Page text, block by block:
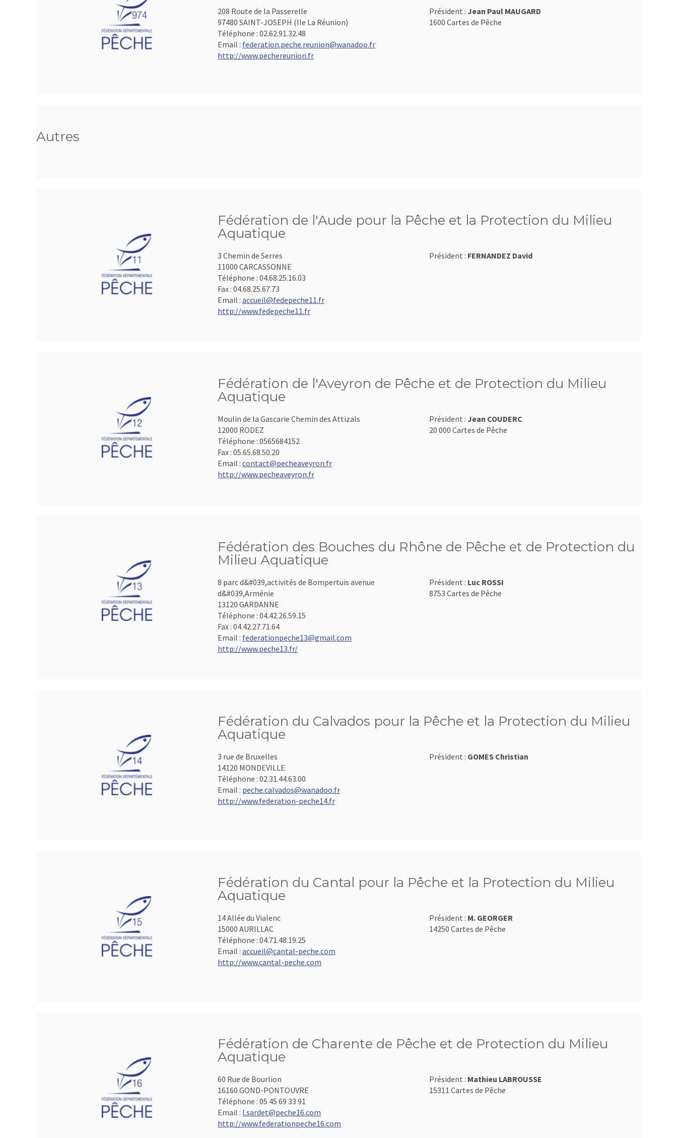
208 Route de la Passerelle
97480 SAINT-JOSEPH (Ile La Réunion)
Téléphone : 02.62.91.32.48
Email : federation.peche.reunion@wanadoo.fr
http://www.pechereunion.fr
Président : Jean Paul MAUGARD
1600 Cartes de Pêche
Autres
Fédération de l'Aude pour la Pêche et la Protection du Milieu
Aquatique
3 Chemin de Serres
11000 CARCASSONNE
Téléphone : 04.68.25.16.03
Fax : 04.68.25.67.73
Email : accueil@fedepeche11.fr
http://www.fedepeche11.fr
Président : FERNANDEZ David
Fédération de l'Aveyron de Pêche et de Protection du Milieu
Aquatique
Moulin de la Gascarie Chemin des Attizals
12000 RODEZ
Téléphone : 0565684152
Fax : 05.65.68.50.20
Email : contact@pecheaveyron.fr
http://www.pecheaveyron.fr
Président : Jean COUDERC
20 000 Cartes de Pêche
Fédération des Bouches du Rhône de Pêche et de Protection du
Milieu Aquatique
8 parc d&#039,activités de Bompertuis avenue
d&#039,Arménie
13120 GARDANNE
Téléphone : 04.42.26.59.15
Fax : 04.42.27.71.64
Email : federationpeche13@gmail.com
http://www.peche13.fr/
Président : Luc ROSSI
8753 Cartes de Pêche
Fédération du Calvados pour la Pêche et la Protection du Milieu
Aquatique
3 rue de Bruxelles
14120 MONDEVILLE
Téléphone : 02.31.44.63.00
Email : peche.calvados@wanadoo.fr
http://www.federation-peche14.fr
Président : GOMES Christian
Fédération du Cantal pour la Pêche et la Protection du Milieu
Aquatique
14 Allée du Vialenc
15000 AURILLAC
Téléphone : 04.71.48.19.25
Email : accueil@cantal-peche.com
http://www.cantal-peche.com
Président : M. GEORGER
14250 Cartes de Pêche
Fédération de Charente de Pêche et de Protection du Milieu
Aquatique
60 Rue de Bourlion
16160 GOND-PONTOUVRE
Téléphone : 05 45 69 33 91
Email : l.sardet@peche16.com
http://www.federationpeche16.com
Président : Mathieu LABROUSSE
15311 Cartes de Pêche